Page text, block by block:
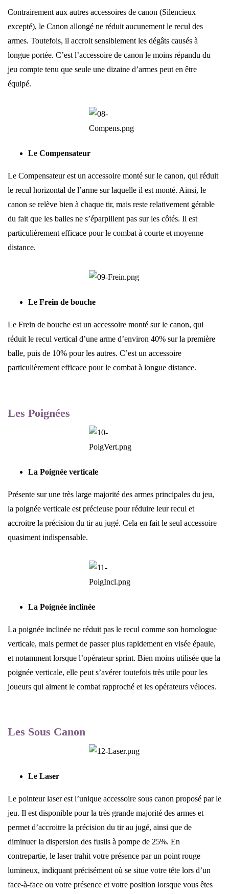
Contrairement aux autres accessoires de canon (Silencieux
excepté), le Canon allongé ne réduit aucunement le recul des
armes. Toutefois, il accroit sensiblement les dégâts causés à
longue portée. C’est l’accessoire de canon le moins répandu du
jeu compte tenu que seule une dizaine d’armes peut en être
équipé.
Le Compensateur
Le Compensateur est un accessoire monté sur le canon, qui réduit
le recul horizontal de l’arme sur laquelle il est monté. Ainsi, le
canon se relève bien à chaque tir, mais reste relativement gérable
du fait que les balles ne s’éparpillent pas sur les côtés. Il est
particulièrement efficace pour le combat à courte et moyenne
distance.
Le Frein de bouche
Le Frein de bouche est un accessoire monté sur le canon, qui
réduit le recul vertical d’une arme d’environ 40% sur la première
balle, puis de 10% pour les autres. C’est un accessoire
particulièrement efficace pour le combat à longue distance.
Les Poignées
La Poignée verticale
Présente sur une très large majorité des armes principales du jeu,
la poignée verticale est précieuse pour réduire leur recul et
accroitre la précision du tir au jugé. Cela en fait le seul accessoire
quasiment indispensable.
La Poignée inclinée
La poignée inclinée ne réduit pas le recul comme son homologue
verticale, mais permet de passer plus rapidement en visée épaule,
et notamment lorsque l’opérateur sprint. Bien moins utilisée que la
poignée verticale, elle peut s’avérer toutefois très utile pour les
joueurs qui aiment le combat rapproché et les opérateurs véloces.
Les Sous Canon
Le Laser
Le pointeur laser est l’unique accessoire sous canon proposé par le
jeu. Il est disponible pour la très grande majorité des armes et
permet d’accroitre la précision du tir au jugé, ainsi que de
diminuer la dispersion des fusils à pompe de 25%. En
contrepartie, le laser trahit votre présence par un point rouge
lumineux, indiquant précisément où se situe votre tête lors d’un
face-à-face ou votre présence et votre position lorsque vous êtes